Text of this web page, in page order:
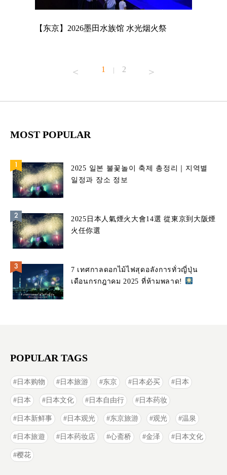
【东京】2026墨田水族馆 水光烟火祭
1 | 2
MOST POPULAR
2025 일본 불꽃놀이 축제 총정리｜지역별
일정과 장소 정보
2025日本人氣煙火大會14選 從東京到大阪煙
火任你選
7 เทศกาลดอกไม้ไฟสุดอลังการทั่วญี่ปุ่น
เดือนกรกฎาคม 2025 ที่ห้ามพลาด!
POPULAR TAGS
日本购物 日本旅游 东京 日本必买 日本
日本 日本文化 日本自由行 日本药妆
日本新鲜事 日本观光 东京旅游 观光 温泉
日本旅遊 日本药妆店 心斋桥 金泽 日本文化
樱花